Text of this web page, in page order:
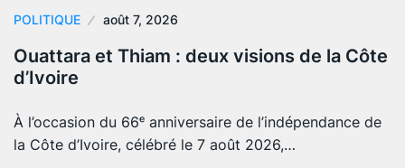
POLITIQUE août 7, 2026
Ouattara et Thiam : deux visions de la Côte
d’Ivoire
À l’occasion du 66ᵉ anniversaire de l’indépendance de
la Côte d’Ivoire, célébré le 7 août 2026,…